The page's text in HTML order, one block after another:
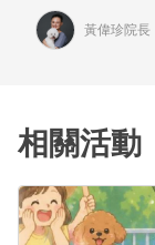
偉珍
黃偉珍院長
相關活動